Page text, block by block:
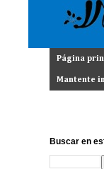
Página
Mantente
Buscar en